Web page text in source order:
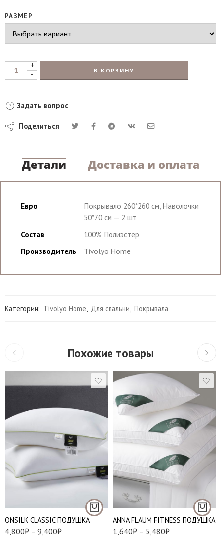
РАЗМЕР
+
-
В КОРЗИНУ
Задать вопрос
Поделиться
Детали Доставка и оплата
Евро
Покрывало 260*260 см, Наволочки
50*70 см — 2 шт
Состав
100% Полиэстер
Производитель
Tivolyo Home
Категории: Tivolyo Home, Для спальни, Покрывала
Похожие товары
ONSILK CLASSIC ПОДУШКА
4,800₽ – 9,400₽
Подушки 50*70 см.
Подушки 70*70 см.
низкая / мягкая плюс
ANNA FLAUM FITNESS ПОДУШКА
1,640₽ – 5,480₽
40*40 см
60*60 см
50*70 см
70*70 см